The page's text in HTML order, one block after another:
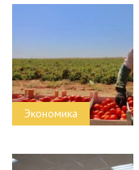
Экономика